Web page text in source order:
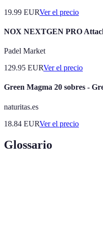
19.99 EURVer el precio
NOX NEXTGEN PRO
Padel Market
129.95 EURVer el precio
Green Magma 20 sobres -
naturitas.es
18.84 EURVer el precio
Glossario